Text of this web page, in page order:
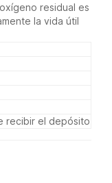
residual es
la vida útil
recibir el depósito